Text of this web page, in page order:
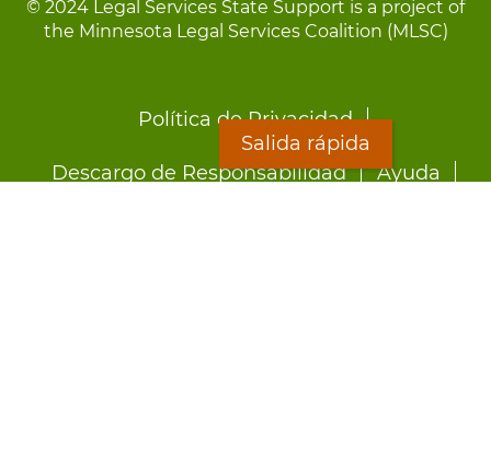
© 2024 Legal Services State Support is a project of
the Minnesota Legal Services Coalition (MLSC)
Política de Privacidad
Descargo de Responsabilidad Ayuda
Salida rápida